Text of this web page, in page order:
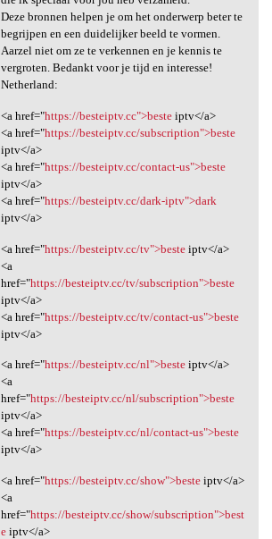
Deze bronnen helpen je om het onderwerp beter te
begrijpen en een duidelijker beeld te vormen.
Aarzel niet om ze te verkennen en je kennis te
vergroten. Bedankt voor je tijd en interesse!
Netherland:
<a href="https://besteiptv.cc">besteiptv</a>
<a href="https://besteiptv.cc/subscription">beste
iptv</a>
<a href="https://besteiptv.cc/contact-us">beste
iptv</a>
<a href="https://besteiptv.cc/dark-iptv">dark
iptv</a>
<a href="https://besteiptv.cc/tv">besteiptv</a>
<a
href="https://besteiptv.cc/tv/subscription">beste
iptv</a>
<a href="https://besteiptv.cc/tv/contact-us">beste
iptv</a>
<a href="https://besteiptv.cc/nl">besteiptv</a>
<a
href="https://besteiptv.cc/nl/subscription">beste
iptv</a>
<a href="https://besteiptv.cc/nl/contact-us">beste
iptv</a>
<a href="https://besteiptv.cc/show">besteiptv</a>
<a
href="https://besteiptv.cc/show/subscription">best
eiptv</a>